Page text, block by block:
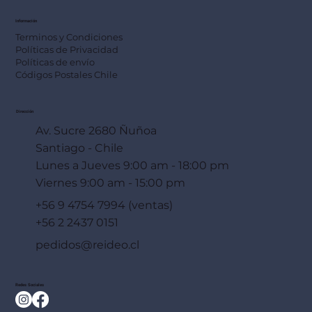
Información
Terminos y Condiciones
Políticas de Privacidad
Políticas de envío
Códigos Postales Chile
Dirección
Av. Sucre 2680 Ñuñoa
Santiago - Chile
Lunes a Jueves 9:00 am - 18:00 pm
Viernes 9:00 am - 15:00 pm
+56 9 4754 7994 (ventas)
+56 2 2437 0151
pedidos@reideo.cl
Redes Sociales